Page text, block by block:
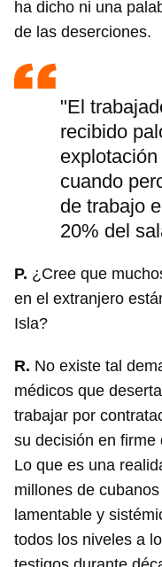
ha dicho ni una
de las deserciones.
"El
recibido
cuando
de trabajo
20% del
P. ¿Cree que
en el extranjero
Isla?
R. No existe tal
médicos que
trabajar por
su decisión en firme
Lo que es una
millones de
lamentable y
todos los niveles a